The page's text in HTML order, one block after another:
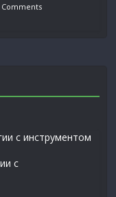
Comments
с